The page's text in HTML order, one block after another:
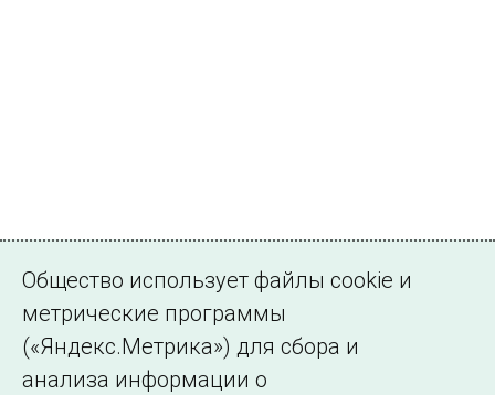
Общество использует файлы cookie и
метрические программы
(«Яндекс.Метрика») для сбора и
анализа информации о